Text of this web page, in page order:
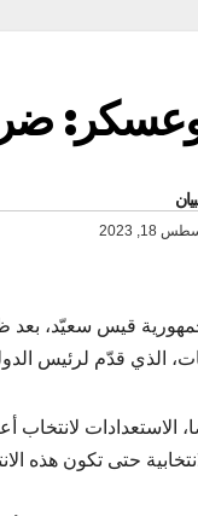
18, 2023
الذي قدّم لرئيس
الاستعدادات
حتى تكون هذه